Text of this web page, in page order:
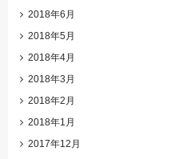
2018年6月
2018年5月
2018年4月
2018年3月
2018年2月
2018年1月
2017年12月